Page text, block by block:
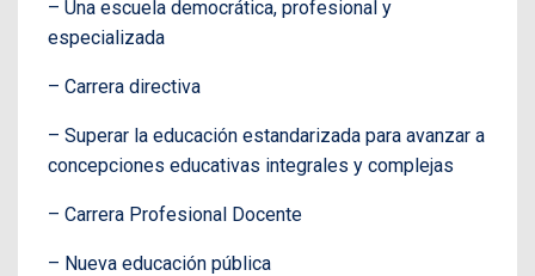
– Una escuela democrática, profesional y
especializada
– Carrera directiva
– Superar la educación estandarizada para avanzar a
concepciones educativas integrales y complejas
– Carrera Profesional Docente
– Nueva educación pública